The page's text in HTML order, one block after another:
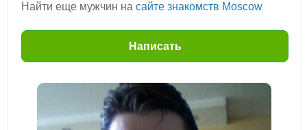
Найти еще мужчин на сайте знакомств Moscow
Написать